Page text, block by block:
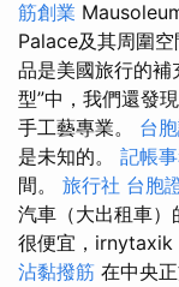
筋創業
Palace及其周圍
品是美國旅行的補
型”中，我們還發
手工藝專業。 台
是未知的。 記帳
間。 旅行社 台胞
汽車（大出租車）
很便宜，irnytaxik
沾黏撥筋 在中央